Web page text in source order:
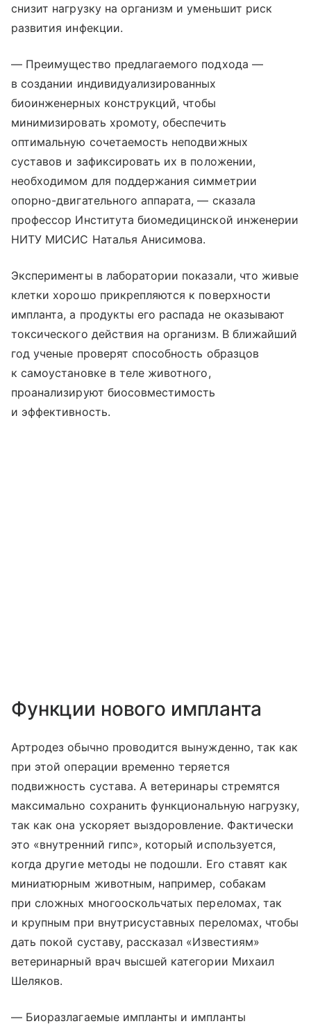
снизит нагрузку на организм и уменьшит риск
развития инфекции.
— Преимущество предлагаемого подхода —
в создании индивидуализированных
биоинженерных конструкций, чтобы
минимизировать хромоту, обеспечить
оптимальную сочетаемость неподвижных
суставов и зафиксировать их в положении,
необходимом для поддержания симметрии
опорно-двигательного аппарата, — сказала
профессор Института биомедицинской инженерии
НИТУ МИСИС Наталья Анисимова.
Эксперименты в лаборатории показали, что живые
клетки хорошо прикрепляются к поверхности
импланта, а продукты его распада не оказывают
токсического действия на организм. В ближайший
год ученые проверят способность образцов
к самоустановке в теле животного,
проанализируют биосовмеcтимость
и эффективность.
Функции нового импланта
Артродез обычно проводится вынужденно, так как
при этой операции временно теряется
подвижность сустава. А ветеринары стремятся
максимально сохранить функциональную нагрузку,
так как она ускоряет выздоровление. Фактически
это «внутренний гипс», который используется,
когда другие методы не подошли. Его ставят как
миниатюрным животным, например, собакам
при сложных многооскольчатых переломах, так
и крупным при внутрисуставных переломах, чтобы
дать покой суставу, рассказал «Известиям»
ветеринарный врач высшей категории Михаил
Шеляков.
— Биоразлагаемые импланты и импланты